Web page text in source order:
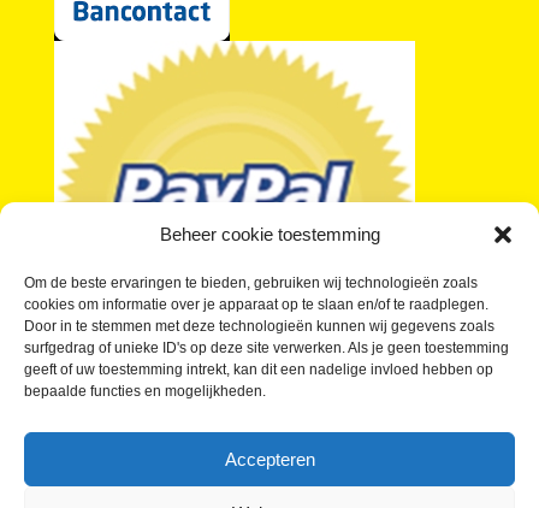
Beheer cookie toestemming
Om de beste ervaringen te bieden, gebruiken wij technologieën zoals
cookies om informatie over je apparaat op te slaan en/of te raadplegen.
Door in te stemmen met deze technologieën kunnen wij gegevens zoals
surfgedrag of unieke ID's op deze site verwerken. Als je geen toestemming
geeft of uw toestemming intrekt, kan dit een nadelige invloed hebben op
bepaalde functies en mogelijkheden.
Accepteren
Wat kosten Kleine Buttons?
Buttons laten maken in kleine oplage
Waar kan ik Kleine Buttons kopen?